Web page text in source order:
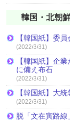
韓国・北朝
【韓国紙】委
(2022/3/31)
【韓国紙】企
に備え布石
(2022/3/31)
【韓国紙】大
(2022/3/31)
脱「文在寅路